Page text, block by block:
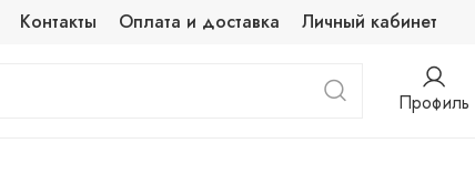
Контакты Оплата и доставка Личный кабинет
Профиль